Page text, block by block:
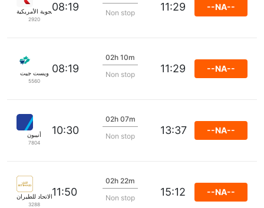
الخطوط الجوية الأمريكية
2920
08:19
Non stop
11:29 --NA--
ويست جيت
5560
08:19
02h 10m
Non stop
11:29 --NA--
أنيبون
7804
10:30
02h 07m
Non stop
13:37 --NA--
الاتحاد للطيران
3288
11:50
02h 22m
Non stop
15:12 --NA--